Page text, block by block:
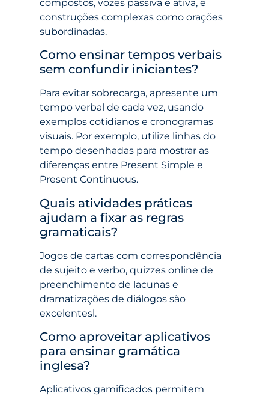
compostos, vozes passiva e ativa, e
construções complexas como orações
subordinadas.
Como ensinar tempos verbais
sem confundir iniciantes?
Para evitar sobrecarga, apresente um
tempo verbal de cada vez, usando
exemplos cotidianos e cronogramas
visuais. Por exemplo, utilize linhas do
tempo desenhadas para mostrar as
diferenças entre Present Simple e
Present Continuous.
Quais atividades práticas
ajudam a fixar as regras
gramaticais?
Jogos de cartas com correspondência
de sujeito e verbo, quizzes online de
preenchimento de lacunas e
dramatizações de diálogos são
excelentesl.
Como aproveitar aplicativos
para ensinar gramática
inglesa?
Aplicativos gamificados permitem